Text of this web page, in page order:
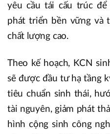
yêu cầu tái cấu trúc
phát triển bền vững và
chất lượng cao.
Theo kế hoạch, KCN
sẽ được đầu tư hạ tầng
tiêu chuẩn sinh thái,
tài nguyên, giảm phát
hình cộng sinh công